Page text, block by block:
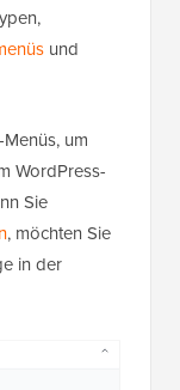
und
um
WordPress-
Sie
, möchten Sie
in der